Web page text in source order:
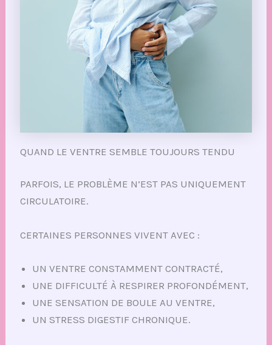
QUAND LE VENTRE SEMBLE TOUJOURS TENDU
PARFOIS, LE PROBLÈME N’EST PAS UNIQUEMENT
CIRCULATOIRE.
CERTAINES PERSONNES VIVENT AVEC :
UN VENTRE CONSTAMMENT CONTRACTÉ,
UNE DIFFICULTÉ À RESPIRER PROFONDÉMENT,
UNE SENSATION DE BOULE AU VENTRE,
UN STRESS DIGESTIF CHRONIQUE.